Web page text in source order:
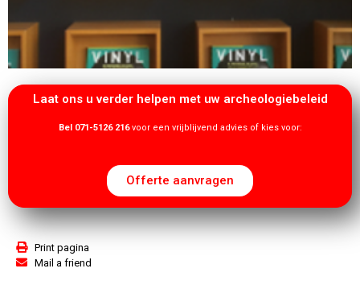
Laat ons u verder helpen met uw archeologiebeleid
Bel 071-5126 216voor een vrijblijvend advies of kies voor:
Offerte aanvragen
Print pagina
Mail a friend